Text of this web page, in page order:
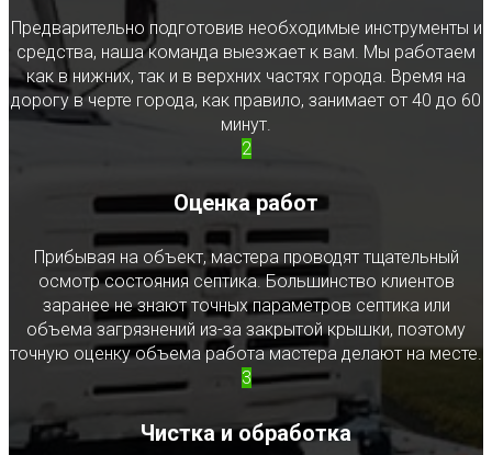
Предварительно подготовив необходимые инструменты и
средства, наша команда выезжает к вам. Мы работаем
как в нижних, так и в верхних частях города. Время на
дорогу в черте города, как правило, занимает от 40 до 60
минут.
2
Оценка работ
Прибывая на объект, мастера проводят тщательный
осмотр состояния септика. Большинство клиентов
заранее не знают точных параметров септика или
объема загрязнений из-за закрытой крышки, поэтому
точную оценку объема работа мастера делают на месте.
3
Чистка и обработка